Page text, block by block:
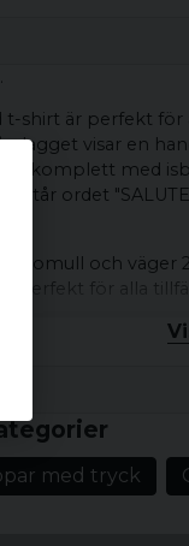
t-shirt är perfekt
plagget visar en
komplett med
står ordet
bomull och
perfekt för alla
bomull, 200 gsm
med tryck